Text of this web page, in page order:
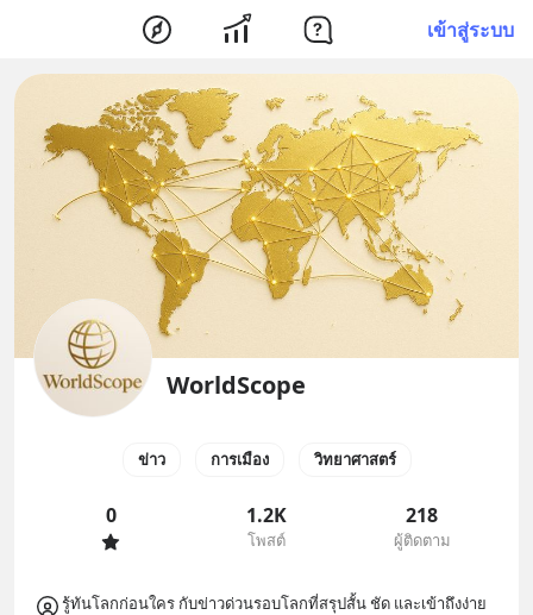
เข้าสู่ระบบ
WorldScope
ข่าว การเมือง วิทยาศาสตร์
0 1.2K
โพสต์
218
ผู้ติดตาม
รู้ทันโลกก่อนใคร กับข่าวด่วนรอบโลกที่สรุปสั้น ชัด และเข้าถึงง่าย